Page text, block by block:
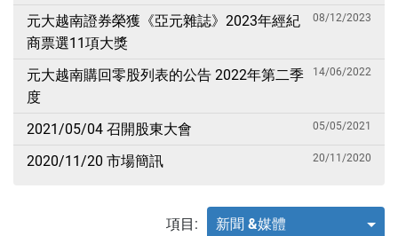
元大越南證券榮獲《亞元雜誌》2023年經紀
商票選11項大獎
08/12/2023
元大越南購回零股列表的公告 2022年第二季
度
14/06/2022
2021/05/04 召開股東大會 05/05/2021
2020/11/20 市場簡訊 20/11/2020
項目: 新聞 &媒體